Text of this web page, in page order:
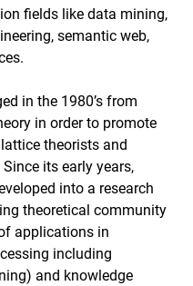
fields like data mining,
semantic web,
in the 1980’s from
in order to promote
theorists and
its early years,
into a research
theoretical community
applications in
including
and knowledge